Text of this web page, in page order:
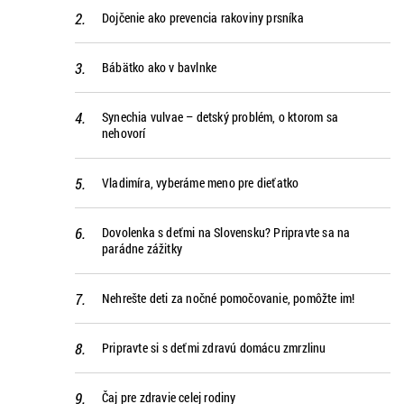
Dojčenie ako prevencia rakoviny prsníka
Bábätko ako v bavlnke
Synechia vulvae – detský problém, o ktorom sa
nehovorí
Vladimíra, vyberáme meno pre dieťatko
Dovolenka s deťmi na Slovensku? Pripravte sa na
parádne zážitky
Nehrešte deti za nočné pomočovanie, pomôžte im!
Pripravte si s deťmi zdravú domácu zmrzlinu
Čaj pre zdravie celej rodiny